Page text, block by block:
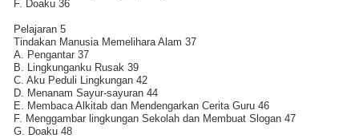
F. Doaku 36
Pelajaran 5
Tindakan Manusia Memelihara Alam 37
A. Pengantar 37
B. Lingkunganku Rusak 39
C. Aku Peduli Lingkungan 42
D. Menanam Sayur-sayuran 44
E. Membaca Alkitab dan Mendengarkan Cerita Guru 46
F. Menggambar lingkungan Sekolah dan Membuat Slogan 47
G. Doaku 48